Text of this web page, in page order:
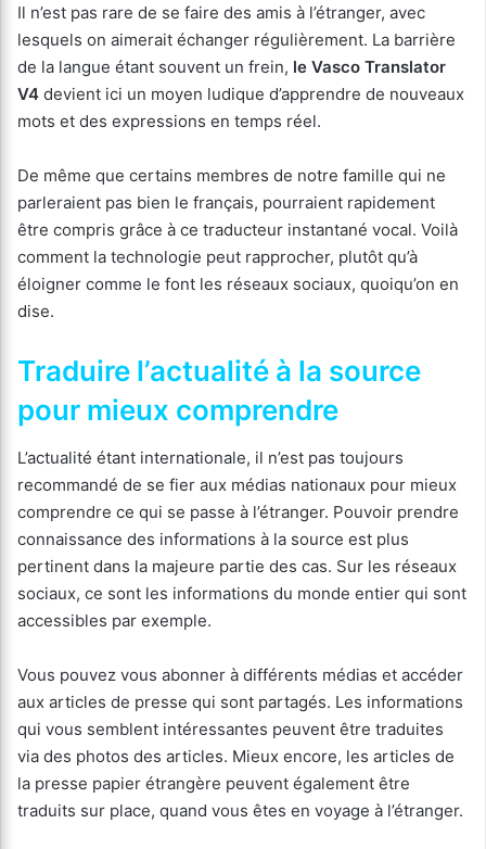
Il n’est pas rare de se faire des amis à l’étranger, avec
lesquels on aimerait échanger régulièrement. La barrière
de la langue étant souvent un frein, le Vasco Translator
V4 devient ici un moyen ludique d’apprendre de nouveaux
mots et des expressions en temps réel.
De même que certains membres de notre famille qui ne
parleraient pas bien le français, pourraient rapidement
être compris grâce à ce traducteur instantané vocal. Voilà
comment la technologie peut rapprocher, plutôt qu’à
éloigner comme le font les réseaux sociaux, quoiqu’on en
dise.
Traduire l’actualité à la source
pour mieux comprendre
L’actualité étant internationale, il n’est pas toujours
recommandé de se fier aux médias nationaux pour mieux
comprendre ce qui se passe à l’étranger. Pouvoir prendre
connaissance des informations à la source est plus
pertinent dans la majeure partie des cas. Sur les réseaux
sociaux, ce sont les informations du monde entier qui sont
accessibles par exemple.
Vous pouvez vous abonner à différents médias et accéder
aux articles de presse qui sont partagés. Les informations
qui vous semblent intéressantes peuvent être traduites
via des photos des articles. Mieux encore, les articles de
la presse papier étrangère peuvent également être
traduits sur place, quand vous êtes en voyage à l’étranger.